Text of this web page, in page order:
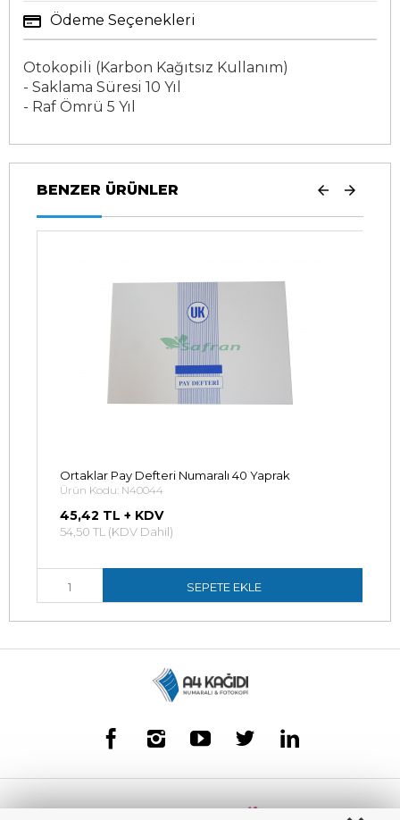
Ödeme Seçenekleri
Otokopili (Karbon Kağıtsız Kullanım)
- Saklama Süresi 10 Yıl
- Raf Ömrü 5 Yıl
BENZER ÜRÜNLER
Ortaklar Pay Defteri Numaralı 40 Yaprak
Ürün Kodu: N40044
45,42 TL + KDV
54,50 TL (KDV Dahil)
SEPETE EKLE